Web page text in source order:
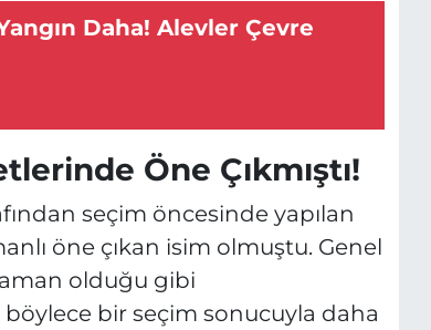
Daha! Alevler Çevre
Öne Çıkmıştı!
seçim öncesinde yapılan
öne çıkan isim olmuştu. Genel
olduğu gibi
bir seçim sonucuyla daha